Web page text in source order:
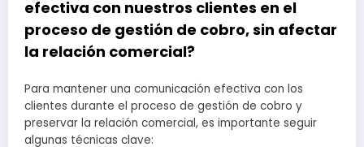
efectiva con nuestros clientes en el
proceso de gestión de cobro, sin afectar
la relación comercial?
Para mantener una comunicación efectiva con los
clientes durante el proceso de gestión de cobro y
preservar la relación comercial, es importante seguir
algunas técnicas clave: